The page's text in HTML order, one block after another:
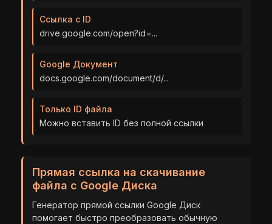
Ссылка с ID
drive.google.com/open?id=...
Google Документ
docs.google.com/document/d/...
Только ID файла
Можно вставить ID без полной ссылки
Прямая ссылка на скачивание
файла с Google Диска
Генератор прямой ссылки Google Диск
помогает быстро преобразовать обычную